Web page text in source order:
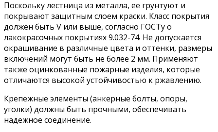
Поскольку лестница из металла, ее грунтуют и
покрывают защитным слоем краски. Класс покрытия
должен быть V или выше, согласно ГОСТу о
лакокрасочных покрытиях 9.032-74. Не допускается
окрашивание в различные цвета и оттенки, размеры
включений могут быть не более 2 мм. Применяют
также оцинкованные пожарные изделия, которые
отличаются высокой устойчивостью к ржавлению.
Крепежные элементы (анкерные болты, опоры,
уголки) должны быть прочными, обеспечивать
надежное соединение.